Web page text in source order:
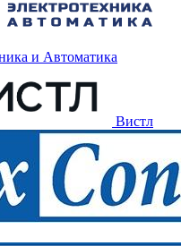
и Автоматика
Вистл